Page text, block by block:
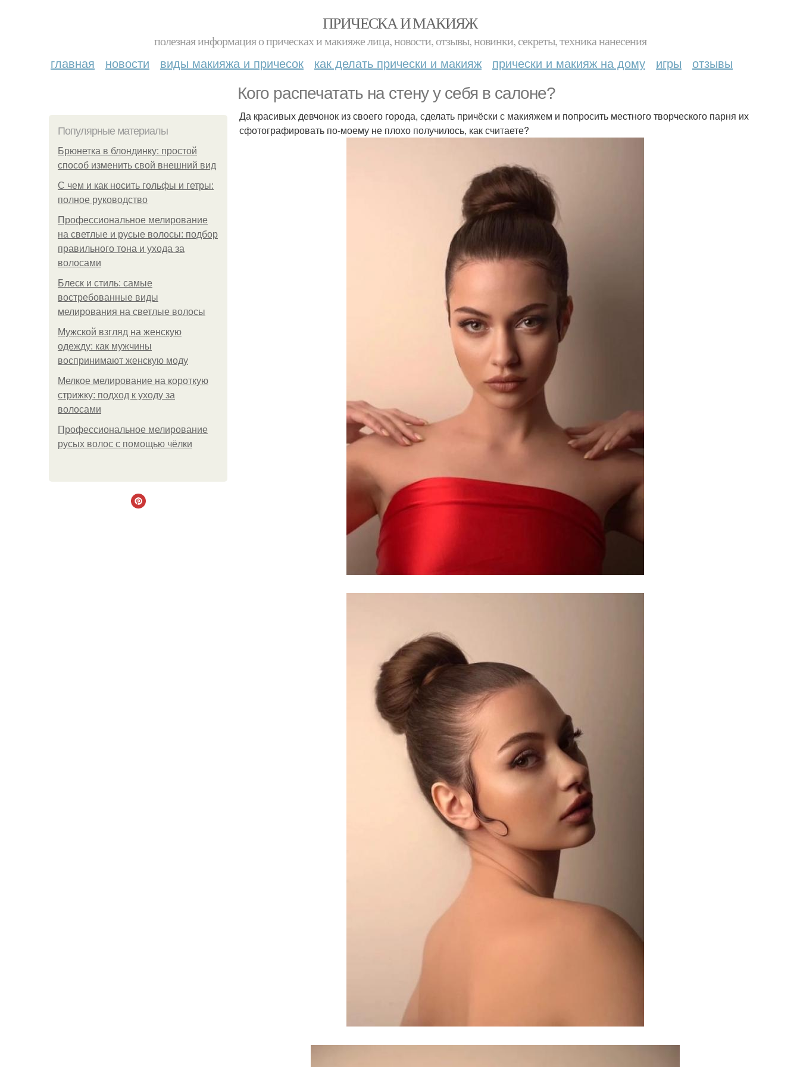
ПРИЧЕСКА И МАКИЯЖ
полезная информация о прическах и макияже лица, новости, отзывы, новинки, секреты, техника нанесения
главная новости виды макияжа и причесок как делать прически и макияж прически и макияж на дому игры отзывы
Кого распечатать на стену у себя в салоне?
Популярные материалы
Брюнетка в блондинку: простой
способ изменить свой внешний вид
С чем и как носить гольфы и гетры:
полное руководство
Профессиональное мелирование
на светлые и русые волосы: подбор
правильного тона и ухода за
волосами
Блеск и стиль: самые
востребованные виды
мелирования на светлые волосы
Мужской взгляд на женскую
одежду: как мужчины
воспринимают женскую моду
Мелкое мелирование на короткую
стрижку: подход к уходу за
волосами
Профессиональное мелирование
русых волос с помощью чёлки
Да красивых девчонок из своего города, сделать причёски с макияжем и попросить местного творческого парня их
сфотографировать по-моему не плохо получилось, как считаете?